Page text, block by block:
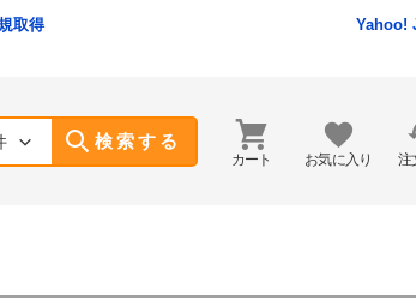
取得 Yahoo!
検索する
カート お気に入り 注